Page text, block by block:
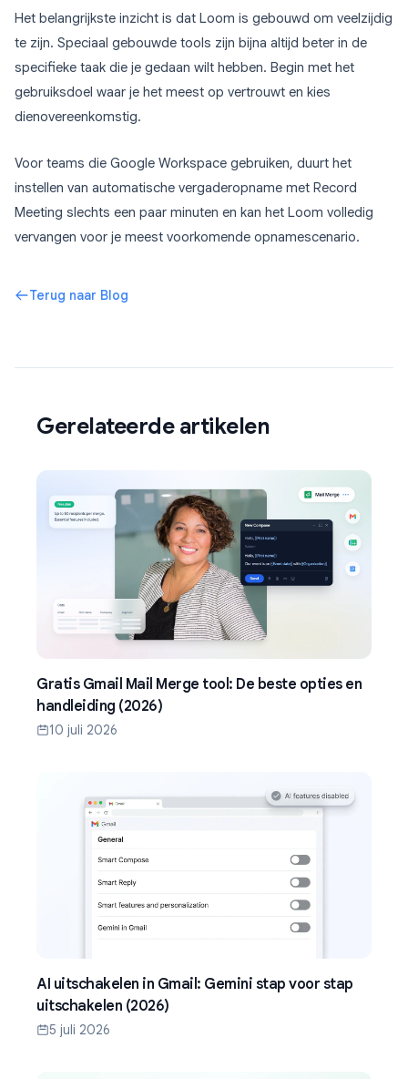
Het belangrijkste inzicht is dat Loom is gebouwd om veelzijdig
te zijn. Speciaal gebouwde tools zijn bijna altijd beter in de
specifieke taak die je gedaan wilt hebben. Begin met het
gebruiksdoel waar je het meest op vertrouwt en kies
dienovereenkomstig.
Voor teams die Google Workspace gebruiken, duurt het
instellen van automatische vergaderopname met Record
Meeting slechts een paar minuten en kan het Loom volledig
vervangen voor je meest voorkomende opnamescenario.
Terug naar Blog
Gerelateerde artikelen
Gratis Gmail Mail Merge tool: De beste opties en
handleiding (2026)
10 juli 2026
AI uitschakelen in Gmail: Gemini stap voor stap
uitschakelen (2026)
5 juli 2026